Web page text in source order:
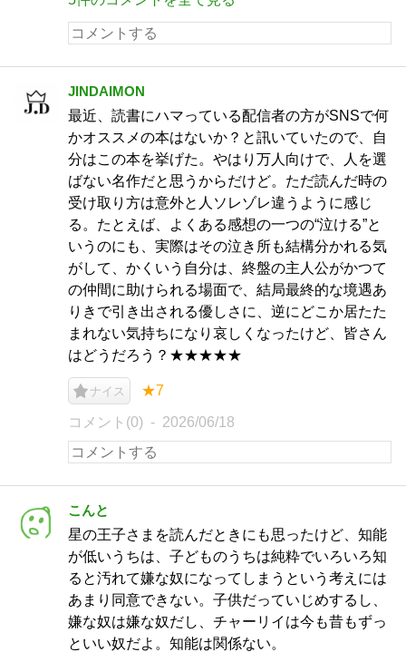
JINDAIMON
最近、読書にハマっている配信者の方がSNSで何
かオススメの本はないか？と訊いていたので、自
分はこの本を挙げた。やはり万人向けで、人を選
ばない名作だと思うからだけど。ただ読んだ時の
受け取り方は意外と人ソレゾレ違うように感じ
る。たとえば、よくある感想の一つの“泣ける”と
いうのにも、実際はその泣き所も結構分かれる気
がして、かくいう自分は、終盤の主人公がかつて
の仲間に助けられる場面で、結局最終的な境遇あ
りきで引き出される優しさに、逆にどこか居たた
まれない気持ちになり哀しくなったけど、皆さん
はどうだろう？★★★★★
ナイス ★7
コメント(0) 2026/06/18
こんと
星の王子さまを読んだときにも思ったけど、知能
が低いうちは、子どものうちは純粋でいろいろ知
ると汚れて嫌な奴になってしまうという考えには
あまり同意できない。子供だっていじめするし、
嫌な奴は嫌な奴だし、チャーリイは今も昔もずっ
といい奴だよ。知能は関係ない。